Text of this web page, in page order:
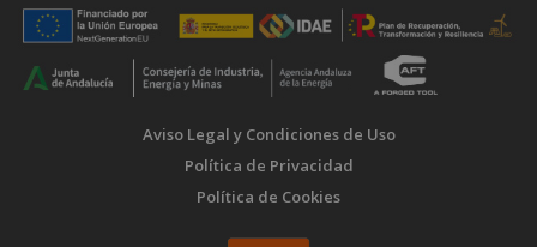
Aviso Legal y Condiciones de Uso
Política de Privacidad
Política de Cookies